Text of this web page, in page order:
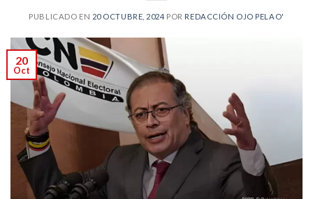
PUBLICADO EN 20 OCTUBRE, 2024 POR REDACCIÓN OJO PELAO'
20
Oct